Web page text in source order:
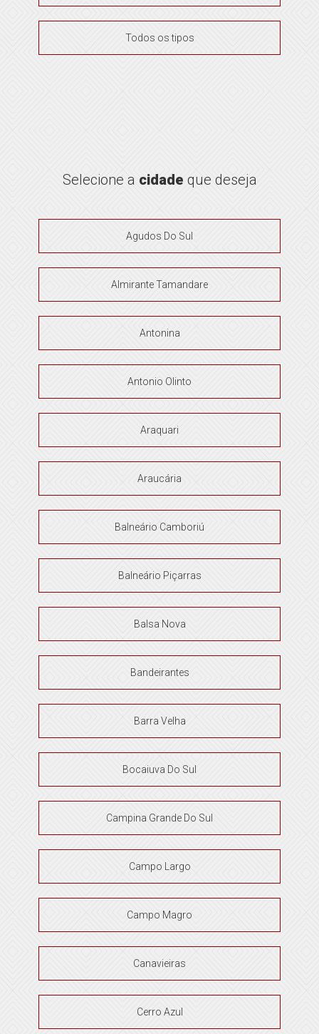
Todos os tipos
Selecione a cidade que deseja
Agudos Do Sul
Almirante Tamandare
Antonina
Antonio Olinto
Araquari
Araucária
Balneário Camboriú
Balneário Piçarras
Balsa Nova
Bandeirantes
Barra Velha
Bocaiuva Do Sul
Campina Grande Do Sul
Campo Largo
Campo Magro
Canavieiras
Cerro Azul